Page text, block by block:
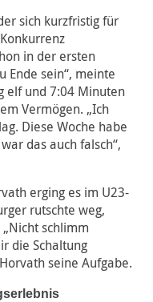
sich kurzfristig für
in der ersten
Ende sein“, meinte
elf und 7:04 Minuten
Vermögen. „Ich
Diese Woche habe
das auch falsch“,
erging es im U23-
rutschte weg,
schlimm
die Schaltung
seine Aufgabe.